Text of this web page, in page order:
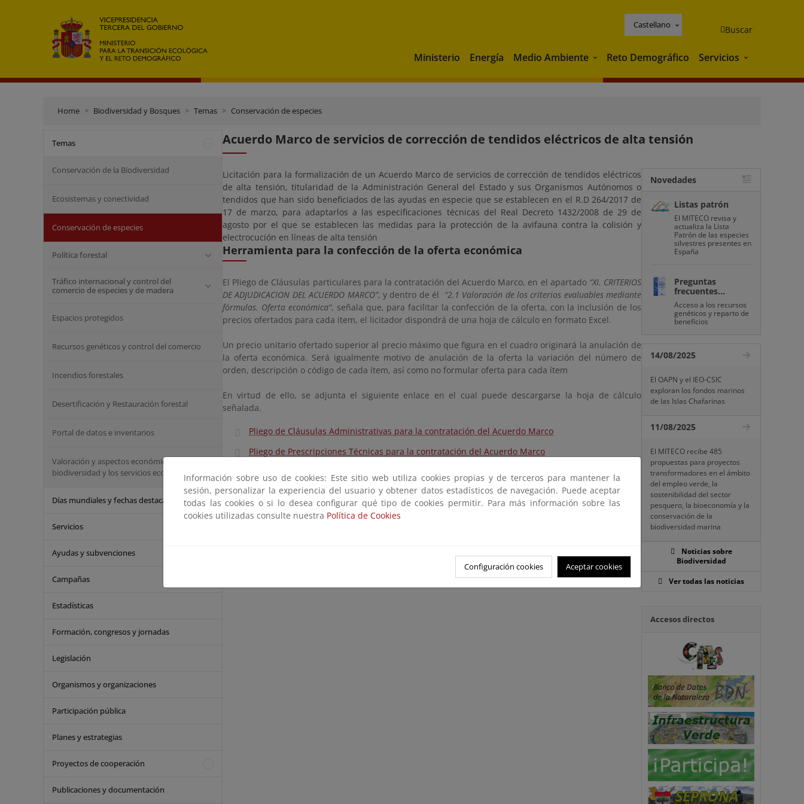
Castellano Buscar
Ministerio Energía Medio Ambiente Medio Ambiente
Reto Demográfico Servicios Servicios
Home Biodiversidad y Bosques Temas Conservación de especies
Temas
Conservación de la Biodiversidad
Ecosistemas y conectividad
Conservación de especies
Política forestal
Tráfico internacional y control del
comercio de especies y de madera
Espacios protegidos
Recursos genéticos y control del comercio
Incendios forestales
Desertificación y Restauración forestal
Portal de datos e inventarios
Valoración y aspectos económicos de la
biodiversidad y los servicios ecosistémicos
Días mundiales y fechas destacadas
Servicios
Ayudas y subvenciones
Campañas
Estadísticas
Formación, congresos y jornadas
Legislación
Organismos y organizaciones
Participación pública
Planes y estrategias
Proyectos de cooperación
Publicaciones y documentación
Acuerdo Marco de servicios de corrección de tendidos eléctricos de alta tensión
Licitación para la formalización de un Acuerdo Marco de servicios de corrección de tendidos eléctricos
de alta tensión, titularidad de la Administración General del Estado y sus Organismos Autónomos o
tendidos que han sido beneficiados de las ayudas en especie que se establecen en el R.D 264/2017 de
17 de marzo, para adaptarlos a las especificaciones técnicas del Real Decreto 1432/2008 de 29 de
agosto por el que se establecen las medidas para la protección de la avifauna contra la colisión y
electrocución en líneas de alta tensión
Herramienta para la confección de la oferta económica
El Pliego de Cláusulas particulares para la contratación del Acuerdo Marco, en el apartado “XI. CRITERIOS
DE ADJUDICACION DEL ACUERDO MARCO”, y dentro de él “2.1 Valoración de los criterios evaluables mediante
fórmulas. Oferta económica“, señala que, para facilitar la confección de la oferta, con la inclusión de los
precios ofertados para cada item, el licitador dispondrá de una hoja de cálculo en formato Excel.
Un precio unitario ofertado superior al precio máximo que figura en el cuadro originará la anulación de
la oferta económica. Será igualmente motivo de anulación de la oferta la variación del número de
orden, descripción o código de cada ítem, así como no formular oferta para cada ítem
En virtud de ello, se adjunta el siguiente enlace en el cual puede descargarse la hoja de cálculo
señalada.
Pliego de Cláusulas Administrativas para la contratación del Acuerdo Marco
Pliego de Prescripciones Técnicas para la contratación del Acuerdo Marco
Herramienta para la confección de la oferta
Acceso a la Plataforma de Contratación del Estado
Novedades
Listas patrón
El MITECO revisa y
actualiza la Lista
Patrón de las especies
silvestres presentes en
España
Preguntas
frecuentes...
Acceso a los recursos
genéticos y reparto de
beneficios
14/08/2025
El OAPN y el IEO-CSIC
exploran los fondos marinos
de las Islas Chafarinas
11/08/2025
El MITECO recibe 485
propuestas para proyectos
transformadores en el ámbito
del empleo verde, la
sostenibilidad del sector
pesquero, la bioeconomía y la
conservación de la
biodiversidad marina
Noticias sobre
Biodiversidad
Ver todas las noticias
Accesos directos
Información sobre uso de cookies: Este sitio web utiliza cookies propias y de terceros para mantener la
sesión, personalizar la experiencia del usuario y obtener datos estadísticos de navegación. Puede aceptar
todas las cookies o si lo desea configurar qué tipo de cookies permitir. Para más información sobre las
cookies utilizadas consulte nuestra Política de Cookies
Configuración cookies Aceptar cookies